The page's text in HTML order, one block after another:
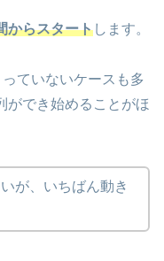
からスタートします。
ていないケースも多
ができ始めることがほ
が、いちばん動き